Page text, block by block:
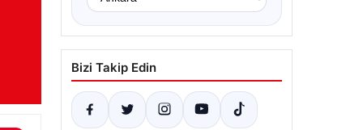
Bizi Takip Edin